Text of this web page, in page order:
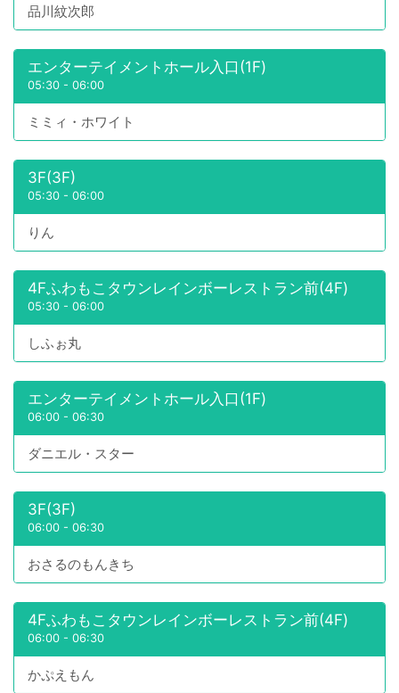
品川紋次郎
エンターテイメントホール入口(1F)
05:30 - 06:00
ミミィ・ホワイト
3F(3F)
05:30 - 06:00
りん
4Fふわもこタウンレインボーレストラン前(4F)
05:30 - 06:00
しふぉ丸
エンターテイメントホール入口(1F)
06:00 - 06:30
ダニエル・スター
3F(3F)
06:00 - 06:30
おさるのもんきち
4Fふわもこタウンレインボーレストラン前(4F)
06:00 - 06:30
かぷえもん